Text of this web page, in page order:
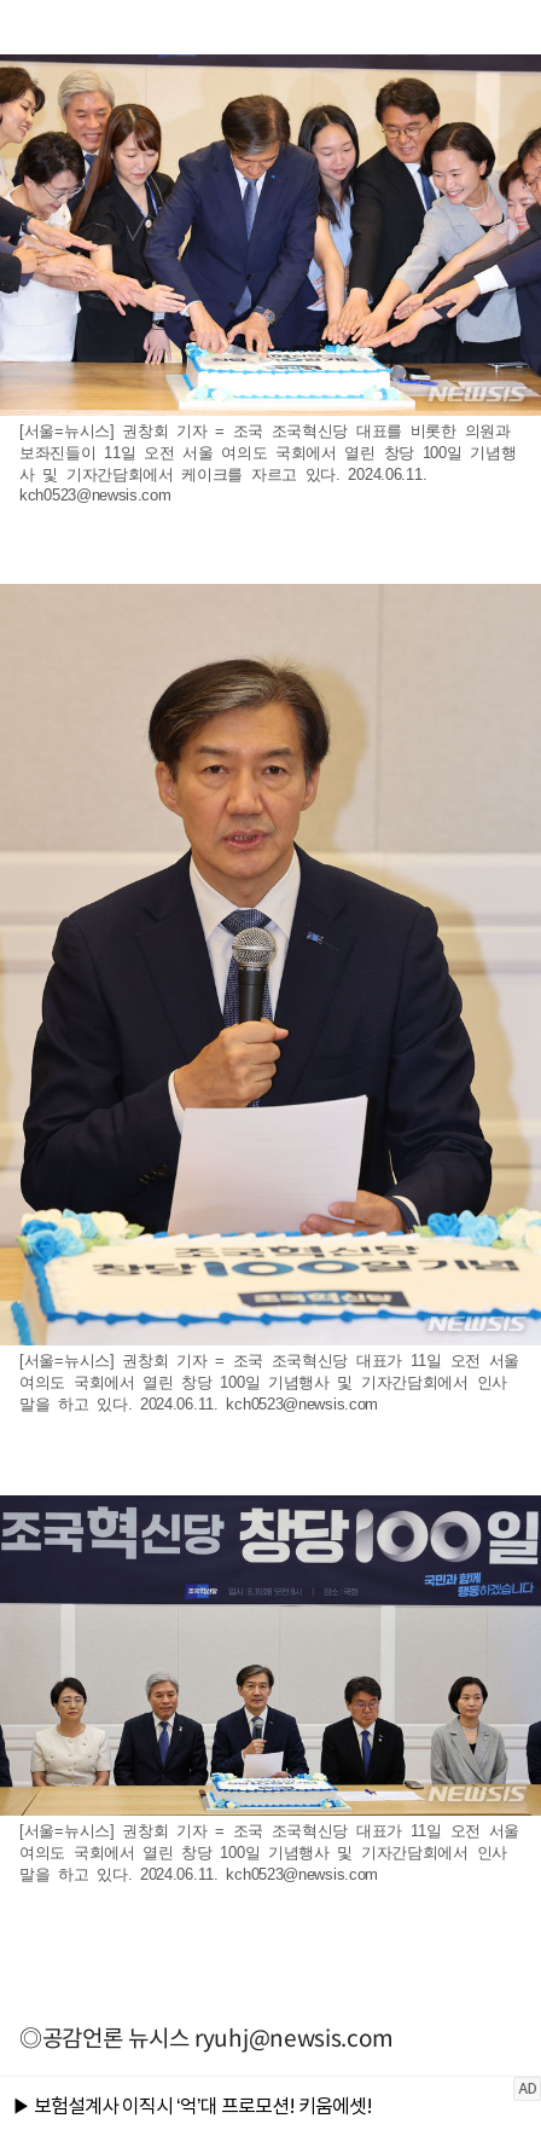
[서울=뉴시스] 권창회 기자 = 조국 조국혁신당 대표를 비롯한 의원과
보좌진들이 11일 오전 서울 여의도 국회에서 열린 창당 100일 기념행
사 및 기자간담회에서 케이크를 자르고 있다. 2024.06.11.
kch0523@newsis.com
[서울=뉴시스] 권창회 기자 = 조국 조국혁신당 대표가 11일 오전 서울
여의도 국회에서 열린 창당 100일 기념행사 및 기자간담회에서 인사
말을 하고 있다. 2024.06.11. kch0523@newsis.com
[서울=뉴시스] 권창회 기자 = 조국 조국혁신당 대표가 11일 오전 서울
여의도 국회에서 열린 창당 100일 기념행사 및 기자간담회에서 인사
말을 하고 있다. 2024.06.11. kch0523@newsis.com
◎공감언론 뉴시스ryuhj@newsis.com